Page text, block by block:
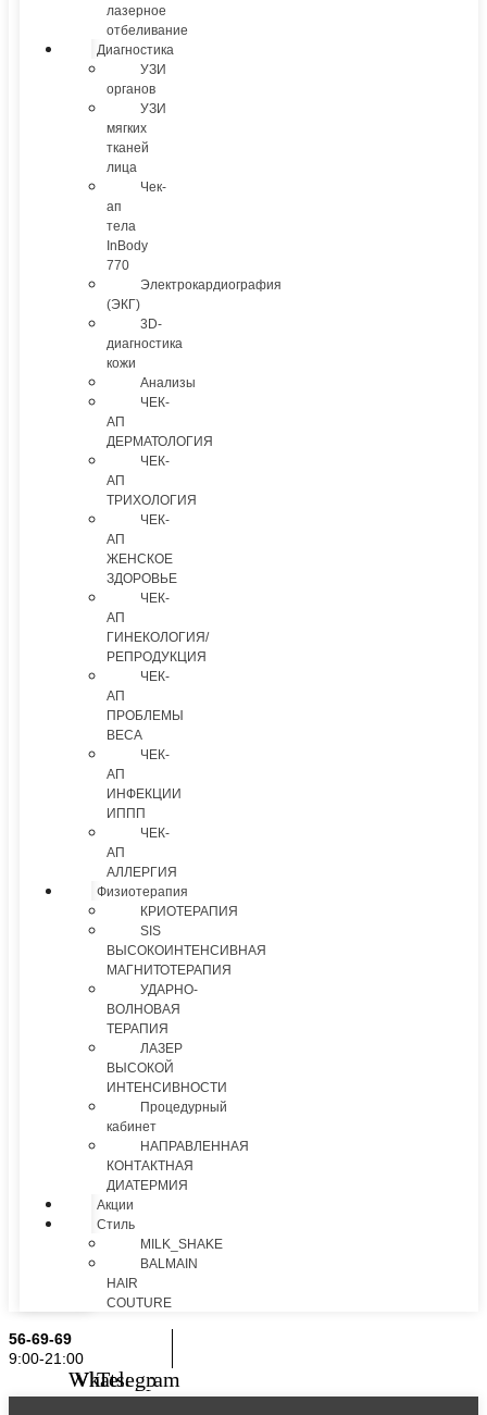
лазерное
отбеливание
Диагностика
УЗИ
органов
УЗИ
мягких
тканей
лица
Чек-
ап
тела
InBody
770
Электрокардиография
(ЭКГ)
3D-
диагностика
кожи
Анализы
ЧЕК-
АП
ДЕРМАТОЛОГИЯ
ЧЕК-
АП
ТРИХОЛОГИЯ
ЧЕК-
АП
ЖЕНСКОЕ
ЗДОРОВЬЕ
ЧЕК-
АП
ГИНЕКОЛОГИЯ/
РЕПРОДУКЦИЯ
ЧЕК-
АП
ПРОБЛЕМЫ
ВЕСА
ЧЕК-
АП
ИНФЕКЦИИ
ИППП
ЧЕК-
АП
АЛЛЕРГИЯ
Физиотерапия
КРИОТЕРАПИЯ
SIS
ВЫСОКОИНТЕНСИВНАЯ
МАГНИТОТЕРАПИЯ
УДАРНО-
ВОЛНОВАЯ
ТЕРАПИЯ
ЛАЗЕР
ВЫСОКОЙ
ИНТЕНСИВНОСТИ
Процедурный
кабинет
НАПРАВЛЕННАЯ
КОНТАКТНАЯ
ДИАТЕРМИЯ
Акции
Стиль
MILK_SHAKE
BALMAIN
HAIR
COUTURE
56-69-69
9:00-21:00
Vk
Whatsapp
Telegram